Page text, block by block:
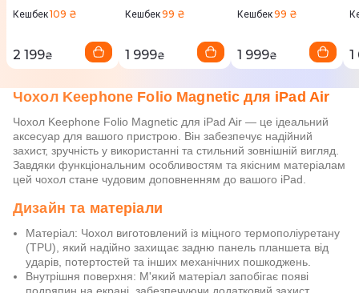
10.9"(2020-2022)
Dark Grey
Кешбек109 ₴
2 199₴
10.9"(2020-2022)
Black
Кешбек99 ₴
1 999₴
10.9"(2020-2022)
Dark Grey
Кешбек99 ₴
1 999₴ 1
Чохол Keephone Folio Magnetic для iPad Air
Чохол Keephone Folio Magnetic для iPad Air — це ідеальний
аксесуар для вашого пристрою. Він забезпечує надійний
захист, зручність у використанні та стильний зовнішній вигляд.
Завдяки функціональним особливостям та якісним матеріалам
цей чохол стане чудовим доповненням до вашого iPad.
Дизайн та матеріали
Матеріал: Чохол виготовлений із міцного термополіуретану
(TPU), який надійно захищає задню панель планшета від
ударів, потертостей та інших механічних пошкоджень.
Внутрішня поверхня: М'який матеріал запобігає появі